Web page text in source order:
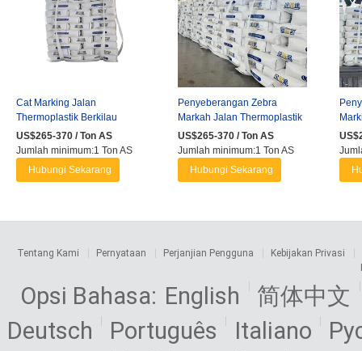
Cat Marking Jalan
Thermoplastik Berkilau
Tinggi yang Terlihat di Malam
Hari ...
US$265-370 / Ton AS
Jumlah minimum:1 Ton AS
Hubungi Sekarang
Penyeberangan Zebra
Markah Jalan Thermoplastik
Keamanan Pejalan Kaki
Markah Lalu ...
US$265-370 / Ton AS
Jumlah minimum:1 Ton AS
Hubungi Sekarang
Kaki
Tentang Kami Pernyataan Perjanjian Pengguna
Kebijakan Privasi
Opsi Bahasa: English
简体中文
Deutsch
Português Italiano